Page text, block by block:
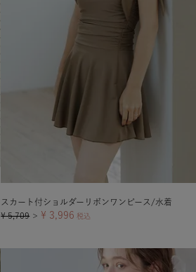
スカート付ショルダーリボンワンピース/水着
¥ 5,709 ＞ ¥ 3,996 税込